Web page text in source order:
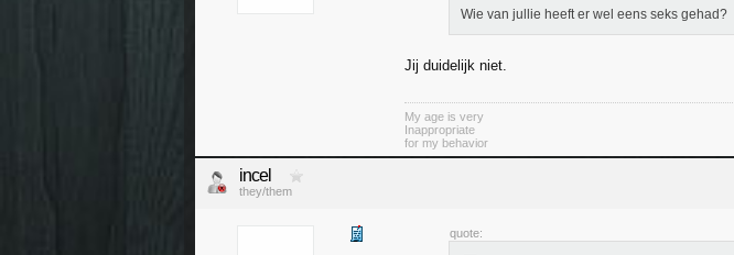
Wie van jullie heeft er wel eens seks gehad?
Jij duidelijk niet.
My age is very
Inappropriate
for my behavior
incel
they/them
quote: